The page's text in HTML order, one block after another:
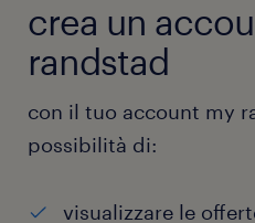
crea un
randstad
con il tuo account my
possibilità di:
visualizzare le